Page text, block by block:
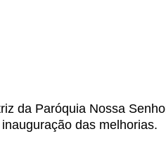
da Paróquia Nossa
das melhorias.